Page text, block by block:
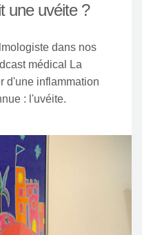
une uvéite ?
dans nos
médical La
d'une inflammation
: l'uvéite.
Internet